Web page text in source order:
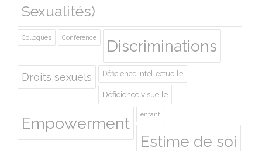
Sexualités)
Colloques Conférence Discriminations
Droits sexuels Déficience intellectuelle
Déficience visuelle
Empowerment enfant
Estime de soi